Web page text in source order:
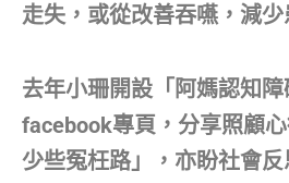
走失，或從改善吞嚥，減少
去年小珊開設「阿媽認知障
facebook專頁，分享照顧
少些冤枉路」，亦盼社會